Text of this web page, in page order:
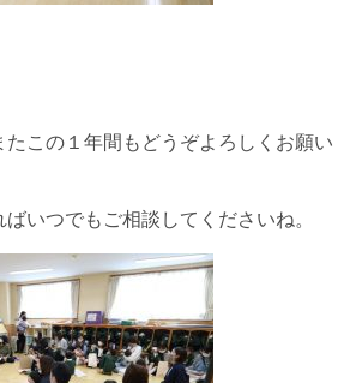
たこの１年間もどうぞよろしくお願い
いつでもご相談してくださいね。